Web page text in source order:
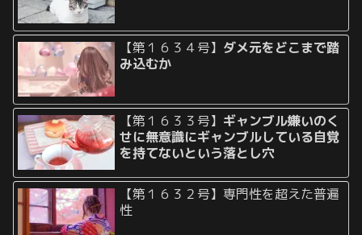
【第１６３４号】 ダメ元をどこまで踏
み込むか
【第１６３３号】 ギャンブル嫌いのく
せに無意識にギャンブルしている自覚
を持てないという落とし穴
【第１６３２号】専門性を超えた普遍
性